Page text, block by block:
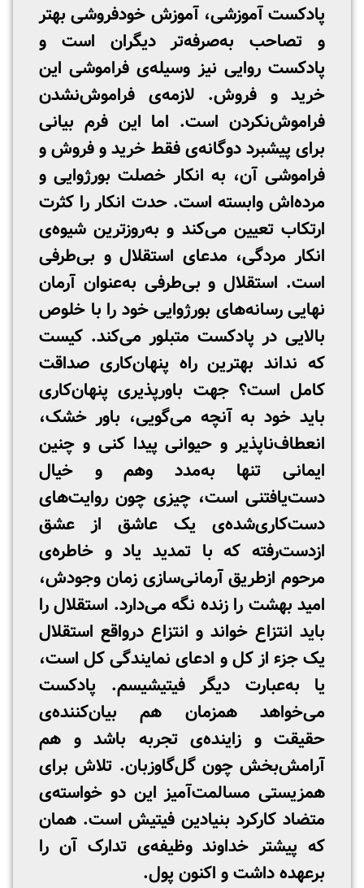
پادکست آموزشی، آموزش خودفروشی بهتر
و تصاحب به‌صرفه‌تر دیگران است و
پادکست روایی نیز وسیله‌ی فراموشی این
خرید و فروش. لازمه‌ی فراموش‌نشدن
فراموش‌نکردن است. اما این فرم بیانی
برای پیشبرد دوگانه‌ی فقط خرید و فروش و
فراموشی آن، به انکار خصلت بورژوایی و
مرده‌اش وابسته است. حدت انکار را کثرت
ارتکاب تعیین می‌کند و به‌روزترین شیوه‌ی
انکار مردگی، مدعای استقلال و بی‌طرفی
است. استقلال و بی‌طرفی به‌عنوان آرمان
نهایی رسانه‌های بورژوایی خود را با خلوص
بالایی در پادکست متبلور می‌کند. کیست
که نداند بهترین راه پنهان‌کاری صداقت
کامل است؟ جهت باورپذیری پنهان‌کاری
باید خود به آنچه می‌گویی، باور خشک،
انعطاف‌ناپذیر و حیوانی پیدا کنی و چنین
ایمانی تنها به‌مدد وهم و خیال
دست‌یافتنی است، چیزی چون روایت‌های
دست‌کاری‌شده‌ی یک عاشق از عشق
ازدست‌رفته که با تمدید یاد و خاطره‌ی
مرحوم ازطریق آرمانی‌سازی زمان وجودش،
امید بهشت را زنده نگه می‌دارد. استقلال را
باید انتزاع خواند و انتزاع درواقع استقلال
یک جزء از کل و ادعای نمایندگی کل است،
یا به‌عبارت دیگر فیتیشیسم. پادکست
می‌خواهد همزمان هم بیان‌کننده‌ی
حقیقت و زاینده‌ی تجربه باشد و هم
آرامش‌بخش چون گل‌گاوزبان. تلاش برای
همزیستی مسالمت‌آمیز این دو خواسته‌ی
متضاد کارکرد بنیادین فیتیش است. همان
که پیشتر خداوند وظیفه‌ی تدارک آن را
برعهده داشت و اکنون پول.